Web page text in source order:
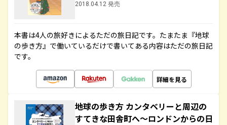
2018.04.12 発売
本書は4人の旅好きによるただの旅日記です。たまたま『地球
の歩き方』で働いているだけで書いてある内容はただの旅日記
です。
詳細を見る
地球の歩き方 カンタベリーと周辺の
すてきな田舎町へ～ロンドンからの日